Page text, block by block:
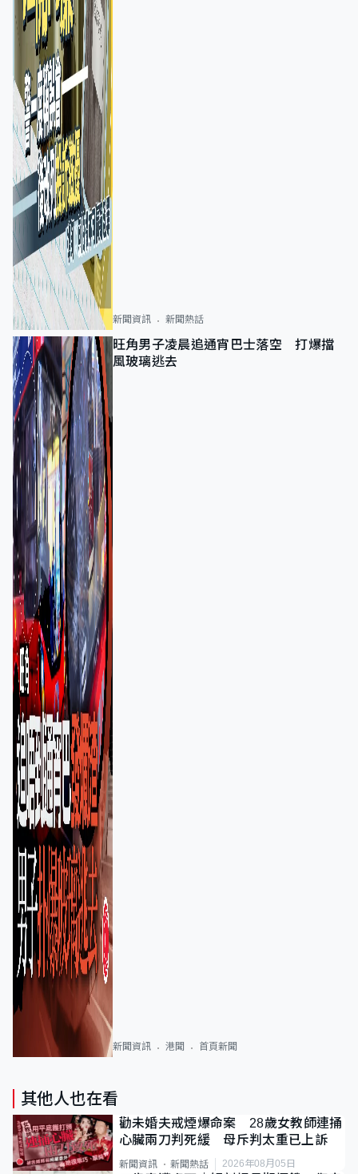
新聞資訊 新聞熱話
旺角男子凌晨追通宵巴士落空 打爆擋
風玻璃逃去
新聞資訊 港聞 首頁新聞
其他人也在看
勸未婚夫戒煙爆命案 28歲女教師連捅
心臟兩刀判死緩 母斥判太重已上訴
新聞資訊 新聞熱話 2026年08月05日